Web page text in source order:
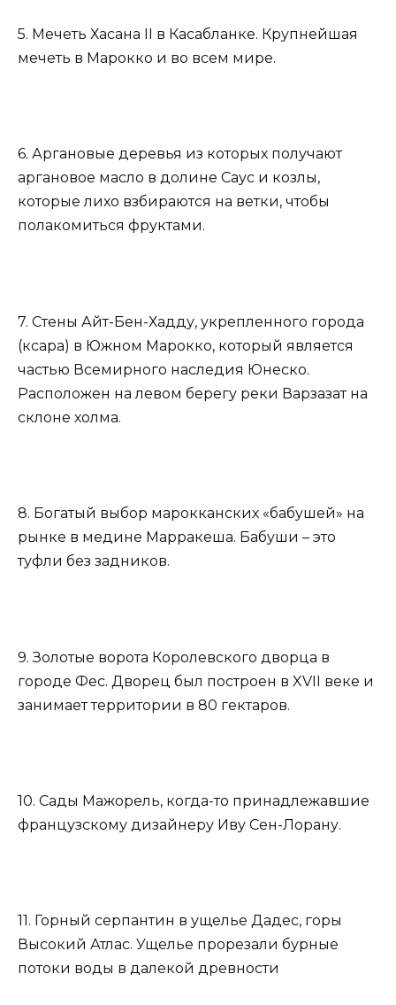
5. Мечеть Хасана II в Касабланке. Крупнейшая
мечеть в Марокко и во всем мире.
6. Аргановые деревья из которых получают
аргановое масло в долине Саус и козлы,
которые лихо взбираются на ветки, чтобы
полакомиться фруктами.
7. Стены Айт-Бен-Хадду, укрепленного города
(ксара) в Южном Марокко, который является
частью Всемирного наследия Юнеско.
Расположен на левом берегу реки Варзазат на
склоне холма.
8. Богатый выбор марокканских «бабушей» на
рынке в медине Марракеша. Бабуши – это
туфли без задников.
9. Золотые ворота Королевского дворца в
городе Фес. Дворец был построен в XVII веке и
занимает территории в 80 гектаров.
10. Сады Мажорель, когда-то принадлежавшие
французскому дизайнеру Иву Сен-Лорану.
11. Горный серпантин в ущелье Дадес, горы
Высокий Атлас. Ущелье прорезали бурные
потоки воды в далекой древности